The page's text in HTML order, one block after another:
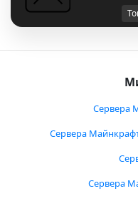
Сервера
Сервера
Сервера